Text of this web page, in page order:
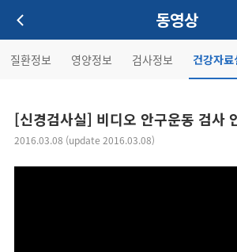
동영상
질환정보 영양정보 검사정보 건강자료
[신경검사실] 비디오 안구운동 검사
2016.03.08 (update 2016.03.08)